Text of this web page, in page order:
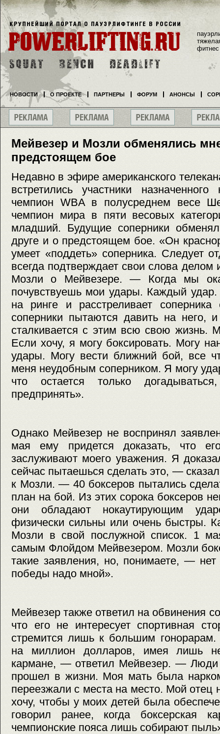
Мейвезер и Мозли обменялись
предстоящем бое
Недавно в эфире американского
встретились участники
чемпион WBA в полусреднем весе
чемпион мира в пяти весовых
младший. Будущие соперники
друге и о предстоящем бое. «Он
умеет «поддеть» соперника. Следует
всегда подтверждает свои слова
Мозли о Мейвезере. — Когда мы
почувствуешь мои удары. Каждый удар.
на ринге и расстреливает
соперники пытаются давить на него,
сталкивается с этим всю свою жизнь.
Если хочу, я могу боксировать. Могу
удары. Могу вести ближний бой, все
меня неудобным соперником. Я могу
что остается только
предпринять».
Однако Мейвезер не воспринял
мая ему придется доказать, что
заслуживают моего уважения. Я
сейчас пытаешься сделать это, —
к Мозли. — 40 боксеров пытались
план на бой. Из этих сорока боксеров
они обладают нокаутирующим
физически сильны или очень быстры.
Мозли в свой послужной список. 1
самым Флойдом Мейвезером. Мозли
такие заявления, но, понимаете, — нет
победы надо мной».
Мейвезер также ответил на обвинения
что его не интересует спортивная
стремится лишь к большим гонорарам.
на миллион долларов, имея лишь
кармане, — ответил Мейвезер. — Люди
прошел в жизни. Моя мать была
переезжали с места на место. Мой отец
хочу, чтобы у моих детей была
говорил ранее, когда боксерская
чемпионские пояса лишь собирают
фитнес
НОВОСТИ О ПРОЕКТЕ ПАРТНЕРЫ ФОРУМ АНОНСЫ